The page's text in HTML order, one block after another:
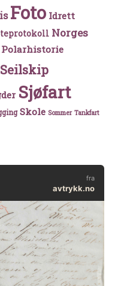
Foto Idrett
Norges
Polarhistorie
Seilskip
Sjøfart
Skole Sommer Tankfart